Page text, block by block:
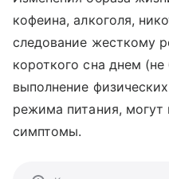
кофеина, алкоголя,
следование жесткому
короткого сна днем
выполнение
режима питания, могут
симптомы.